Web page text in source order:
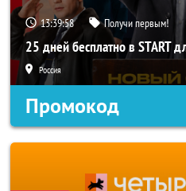
13:39:56 Получи первым!
25 дней бесплатно в START
Россия
Промокод